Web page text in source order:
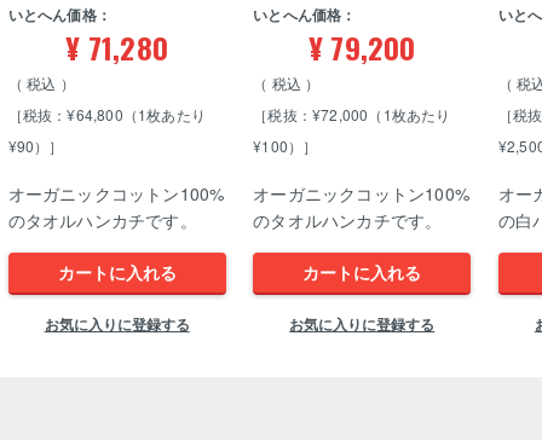
いとへん価格：
¥ 71,280
税込
［税抜：¥64,800（1枚あたり
¥90）］
オーガニックコットン100%
のタオルハンカチです。
カートに入れる
お気に入りに登録する
いとへん価格：
¥79,200
税込
［税抜：¥72,000（1枚あたり
¥100）］
オーガニックコットン100%
のタオルハンカチです。
カートに入れる
お気に入りに登録する
いと
税
［税
オー
の白